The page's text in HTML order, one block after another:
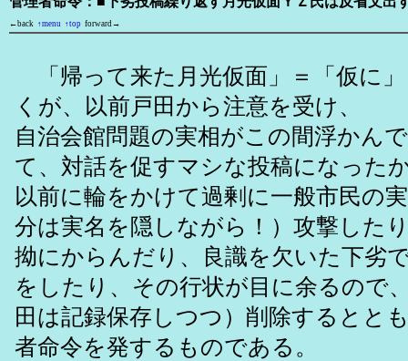
←back ↑menu ↑top forward→
「帰って来た月光仮面」＝「仮に
くが、以前戸田から注意を受け、
自治会館問題の実相がこの間浮かん
て、対話を促すマシな投稿になった
以前に輪をかけて過剰に一般市民の
分は実名を隠しながら！）攻撃した
拗にからんだり、良識を欠いた下劣
をしたり、その行状が目に余るので
田は記録保存しつつ）削除するとと
者命令を発するものである。